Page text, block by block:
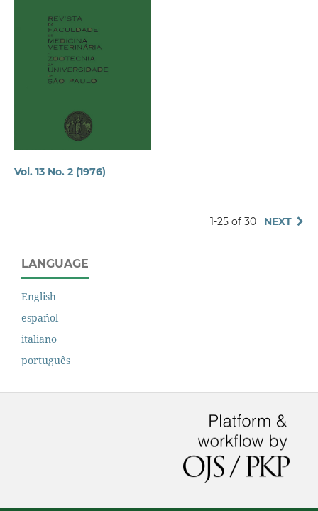
Vol. 13 No. 2 (1976)
1-25 of 30 NEXT
LANGUAGE
English
español
italiano
português